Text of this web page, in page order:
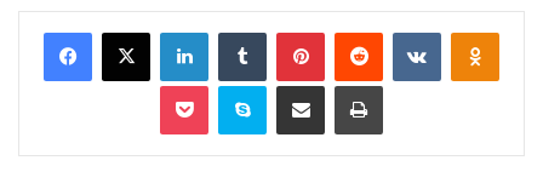
Facebook
X LinkedinTumblr PinterestReddit VK OK
Pocket Skype Compartilhar via e-mail Imprimir